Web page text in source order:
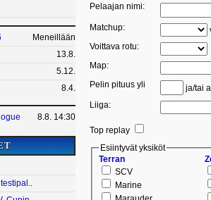
Meneillään
13.8.
5.12.
8.4.
8.8. 14:30
Pelaajan nimi:
Matchup:
Voittava rotu:
Map:
Pelin pituus yli
ja/tai
Liiga:
Top replay
Esiintyvät yksiköt
Terran
SCV
Marine
Marauder